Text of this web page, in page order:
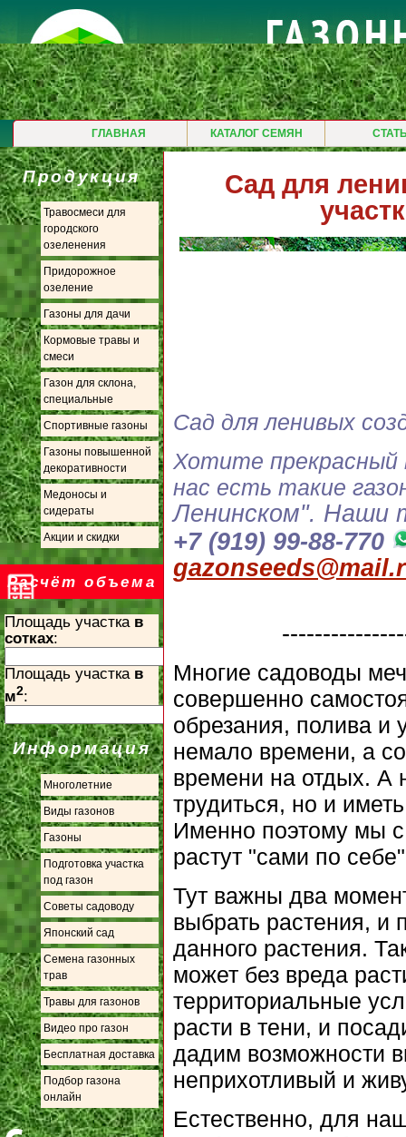
ГЛАВНАЯ КАТАЛОГ СЕМЯН
Продукция
Травосмеси для
городского
озеленения
Придорожное
озеление
Газоны для дачи
Кормовые травы и
смеси
Газон для склона,
специальные
Спортивные газоны
Газоны повышенной
декоративности
Медоносы и
сидераты
Акции и скидки
Расчёт объема
Площадь участка в
сотках:
Площадь участка в
м2:
Информация
Многолетние
Виды газонов
Газоны
Подготовка участка
под газон
Советы садоводу
Японский сад
Семена газонных
трав
Травы для газонов
Видео про газон
Бесплатная доставка
Подбор газона
онлайн
Сад для
Сад для ленивых
Хотите прекрасный
нас есть такие
Ленинском". Наши
+7 (919) 99-88-770
Многие садоводы
совершенно
обрезания, полива и
немало времени, а
времени на отдых. А
трудиться, но и
Именно поэтому мы с
растут "сами по
Тут важны два
выбрать растения, и
данного растения.
может без вреда
территориальные
расти в тени, и
дадим возможности
неприхотливый и
Естественно, для